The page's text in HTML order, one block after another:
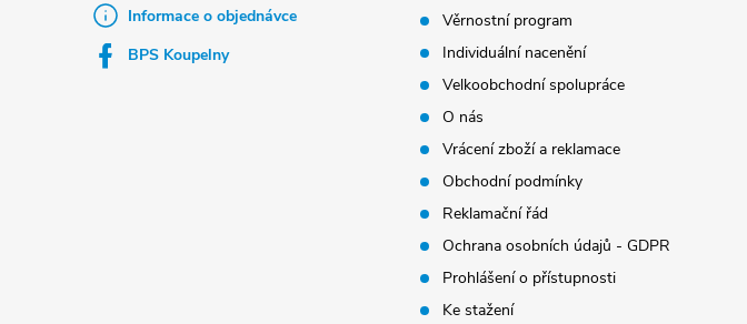
Informace o objednávce
BPS Koupelny
Věrnostní program
Individuální nacenění
Velkoobchodní spolupráce
O nás
Vrácení zboží a reklamace
Obchodní podmínky
Reklamační řád
Ochrana osobních údajů - GDPR
Prohlášení o přístupnosti
Ke stažení